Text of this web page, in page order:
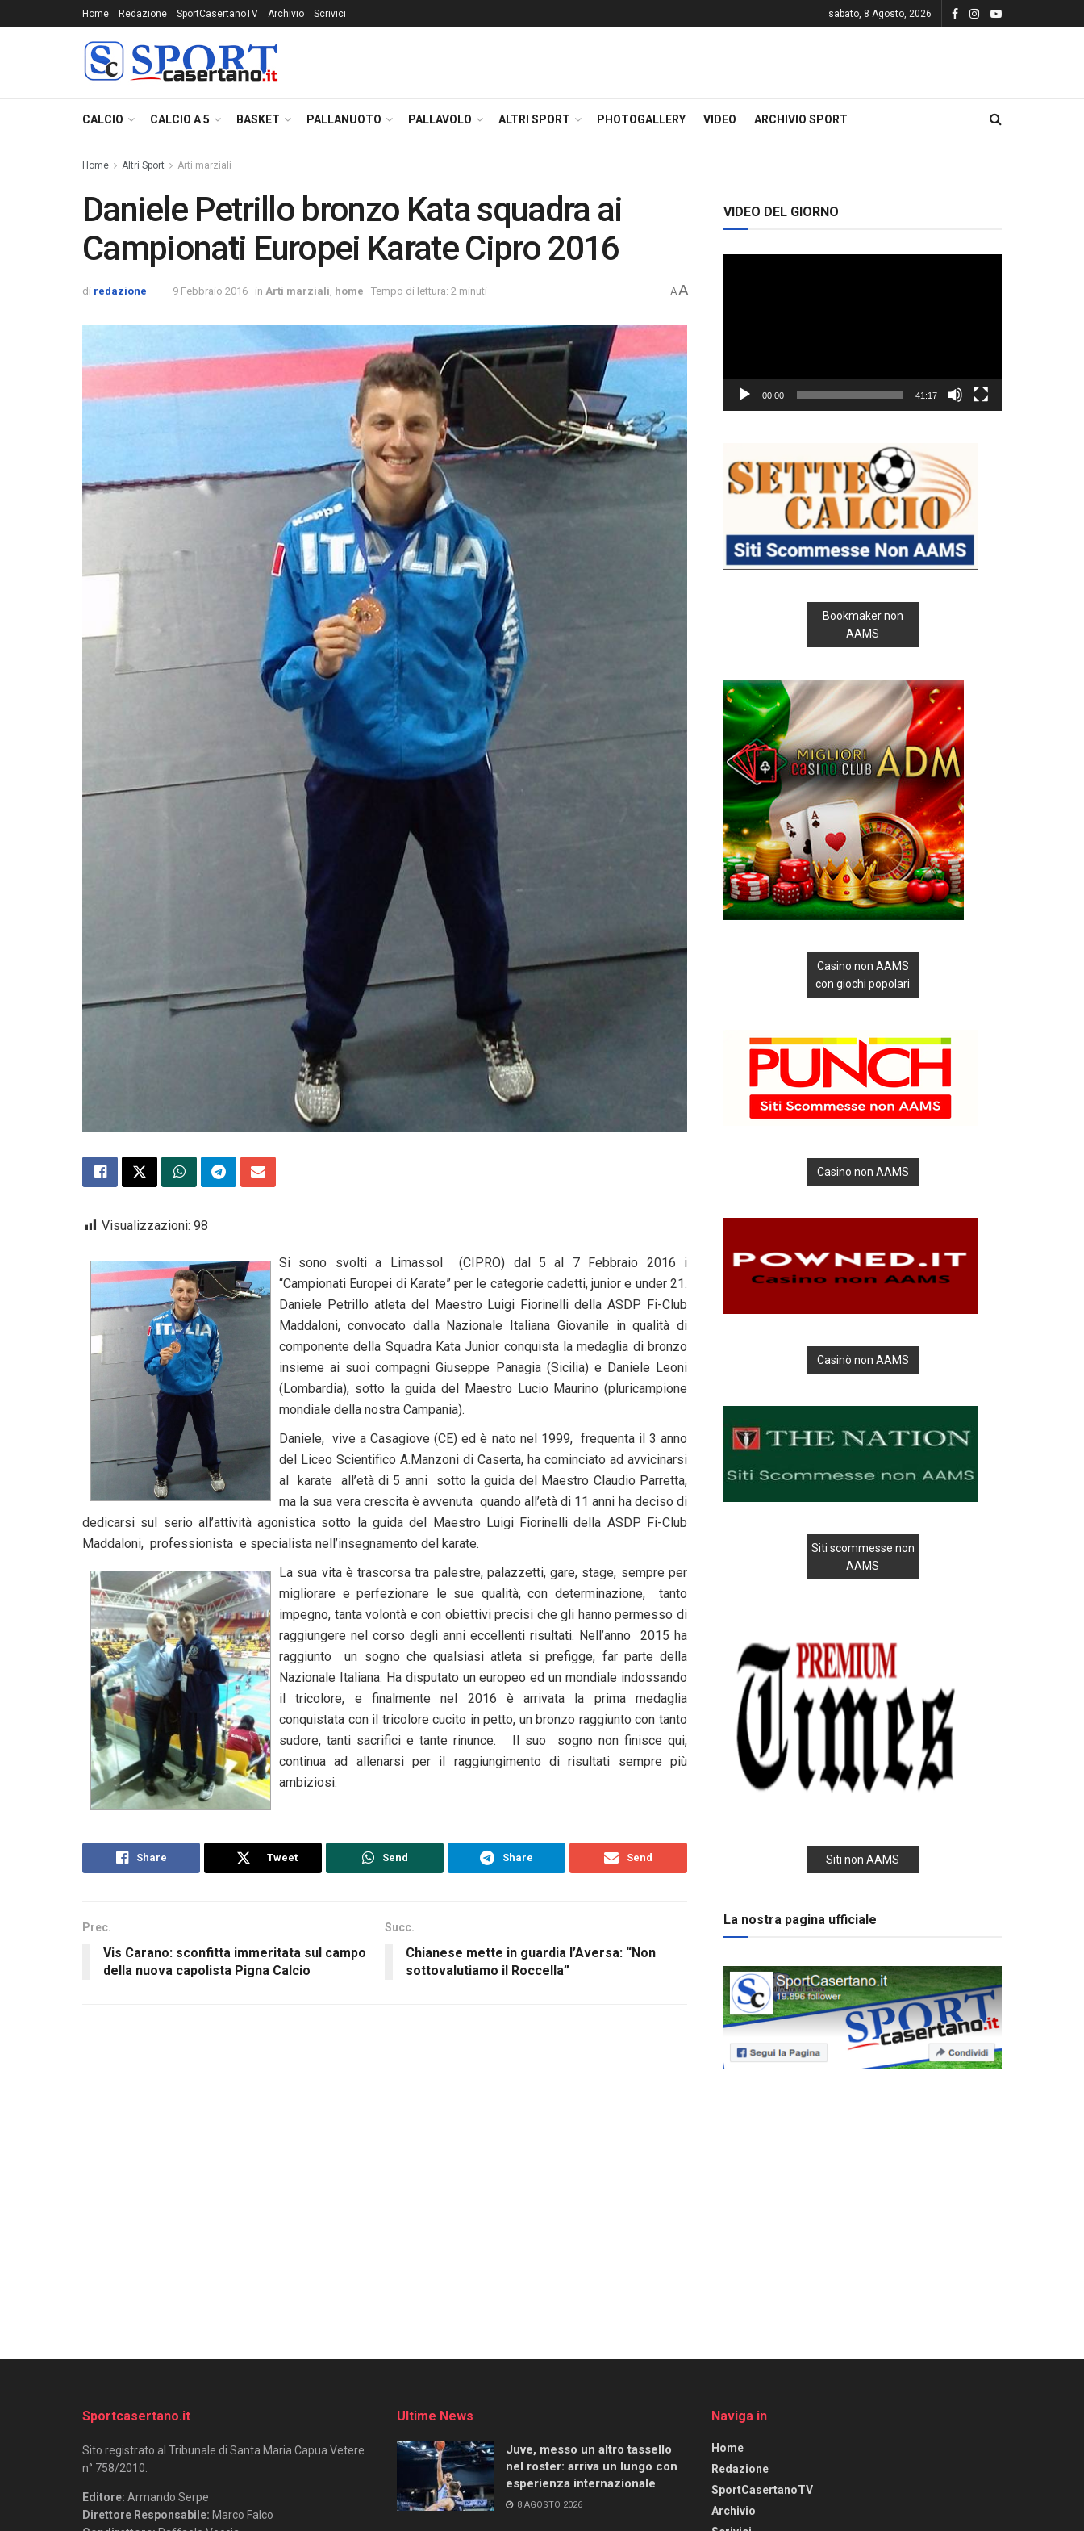
Home Redazione SportCasertanoTV Archivio Scrivici sabato, 8 Agosto, 2026
CALCIO CALCIO A 5 BASKET PALLANUOTO PALLAVOLO ALTRI SPORT PHOTOGALLERY VIDEO ARCHIVIO SPORT
Home Altri Sport Arti marziali
Daniele Petrillo bronzo Kata squadra ai
Campionati Europei Karate Cipro 2016
di redazione 9 Febbraio 2016 in Arti marziali home Tempo di lettura: 2 minuti AA
Visualizzazioni: 98
Si sono svolti a Limassol (CIPRO) dal 5 al 7 Febbraio 2016 i
“Campionati Europei di Karate” per le categorie cadetti, junior e under 21.
Daniele Petrillo atleta del Maestro Luigi Fiorinelli della ASDP Fi-Club
Maddaloni, convocato dalla Nazionale Italiana Giovanile in qualità di
componente della Squadra Kata Junior conquista la medaglia di bronzo
insieme ai suoi compagni Giuseppe Panagia (Sicilia) e Daniele Leoni
(Lombardia), sotto la guida del Maestro Lucio Maurino (pluricampione
mondiale della nostra Campania).
Daniele, vive a Casagiove (CE) ed è nato nel 1999, frequenta il 3 anno
del Liceo Scientifico A.Manzoni di Caserta, ha cominciato ad avvicinarsi
al karate all’età di 5 anni sotto la guida del Maestro Claudio Parretta,
ma la sua vera crescita è avvenuta quando all’età di 11 anni ha deciso di
dedicarsi sul serio all’attività agonistica sotto la guida del Maestro Luigi Fiorinelli della ASDP Fi-Club
Maddaloni, professionista e specialista nell’insegnamento del karate.
La sua vita è trascorsa tra palestre, palazzetti, gare, stage, sempre per
migliorare e perfezionare le sue qualità, con determinazione, tanto
impegno, tanta volontà e con obiettivi precisi che gli hanno permesso di
raggiungere nel corso degli anni eccellenti risultati. Nell’anno 2015 ha
raggiunto un sogno che qualsiasi atleta si prefigge, far parte della
Nazionale Italiana. Ha disputato un europeo ed un mondiale indossando
il tricolore, e finalmente nel 2016 è arrivata la prima medaglia
conquistata con il tricolore cucito in petto, un bronzo raggiunto con tanto
sudore, tanti sacrifici e tante rinunce. Il suo sogno non finisce qui,
continua ad allenarsi per il raggiungimento di risultati sempre più
ambiziosi.
Share Tweet Send Share Send
Prec.
Vis Carano: sconfitta immeritata sul campo
della nuova capolista Pigna Calcio
Succ.
Chianese mette in guardia l’Aversa: “Non
sottovalutiamo il Roccella”
VIDEO DEL GIORNO
00:00 41:17
Bookmaker non
AAMS
Casino non AAMS
con giochi popolari
Casino non AAMS
Casinò non AAMS
Siti scommesse non
AAMS
Siti non AAMS
La nostra pagina ufficiale
Sportcasertano.it
Sito registrato al Tribunale di Santa Maria Capua Vetere
n° 758/2010.
Editore: Armando Serpe
Direttore Responsabile: Marco Falco
Ultime News
Juve, messo un altro tassello
nel roster: arriva un lungo con
esperienza internazionale
8 AGOSTO 2026
Naviga in
Home
Redazione
SportCasertanoTV
Archivio